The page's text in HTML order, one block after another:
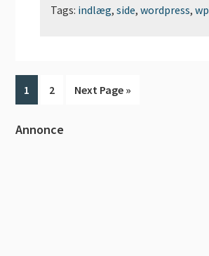
Tags: indlæg,side,wordpress,wp
Side
1 Side
2
Go
Next Page »
Primær
Annonce